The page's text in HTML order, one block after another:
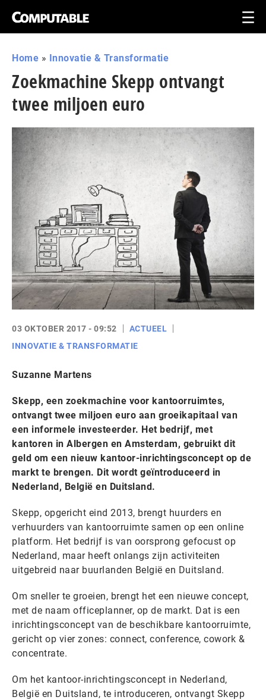
Home » Innovatie & Transformatie
Zoekmachine Skepp ontvangt
twee miljoen euro
03 OKTOBER 2017 - 09:52
ACTUEEL
INNOVATIE & TRANSFORMATIE
Suzanne Martens
Skepp, een zoekmachine voor kantoorruimtes,
ontvangt twee miljoen euro aan groeikapitaal van
een informele investeerder. Het bedrijf, met
kantoren in Albergen en Amsterdam, gebruikt dit
geld om een nieuw kantoor-inrichtingsconcept op de
markt te brengen. Dit wordt geïntroduceerd in
Nederland, België en Duitsland.
Skepp, opgericht eind 2013, brengt huurders en
verhuurders van kantoorruimte samen op een online
platform. Het bedrijf is van oorsprong gefocust op
Nederland, maar heeft onlangs zijn activiteiten
uitgebreid naar buurlanden België en Duitsland.
Om sneller te groeien, brengt het een nieuwe concept,
met de naam officeplanner, op de markt. Dat is een
inrichtingsconcept van de beschikbare kantoorruimte,
gericht op vier zones: connect, conference, cowork &
concentrate.
Om het kantoor-inrichtingsconcept in Nederland,
België en Duitsland, te introduceren, ontvangt Skepp